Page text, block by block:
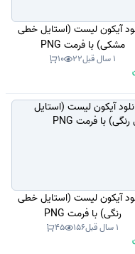
آیکون لیست (استایل خطی
مشکی) با فرمت PNG
1 سال قبل 22
10
آیکون لیست (استایل خطی
رنگی) با فرمت PNG
1 سال قبل 156
45